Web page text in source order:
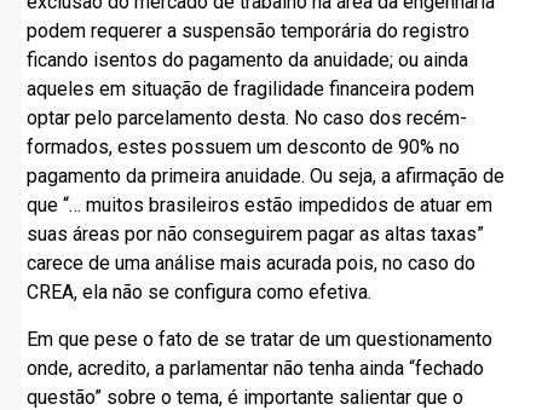
podem requerer a suspensão temporária do registro
ficando isentos do pagamento da anuidade; ou ainda
aqueles em situação de fragilidade financeira podem
optar pelo parcelamento desta. No caso dos recém-
formados, estes possuem um desconto de 90% no
pagamento da primeira anuidade. Ou seja, a afirmação de
que “… muitos brasileiros estão impedidos de atuar em
suas áreas por não conseguirem pagar as altas taxas”
carece de uma análise mais acurada pois, no caso do
CREA, ela não se configura como efetiva.
Em que pese o fato de se tratar de um questionamento
onde, acredito, a parlamentar não tenha ainda “fechado
questão” sobre o tema, é importante salientar que o